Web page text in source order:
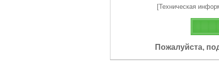
[Техническая
Пожалуйста,